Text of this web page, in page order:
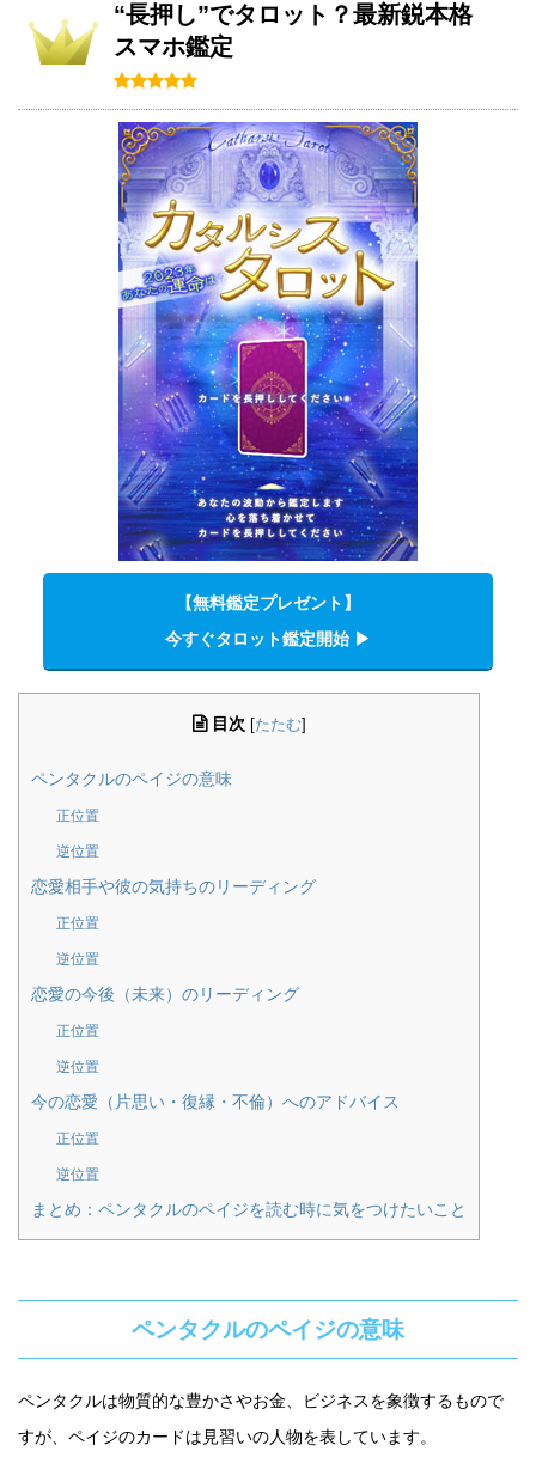
“長押し”でタロット？最新鋭本格
スマホ鑑定
【無料鑑定プレゼント】
今すぐタロット鑑定開始 ▶︎
目次 たたむ
ペンタクルのペイジの意味
正位置
逆位置
恋愛相手や彼の気持ちのリーディング
正位置
逆位置
恋愛の今後（未来）のリーディング
正位置
逆位置
今の恋愛（片思い・復縁・不倫）へのアドバイス
正位置
逆位置
まとめ：ペンタクルのペイジを読む時に気をつけたいこと
ペンタクルのペイジの意味
ペンタクルは物質的な豊かさやお金、ビジネスを象徴するもので
すが、ペイジのカードは見習いの人物を表しています。